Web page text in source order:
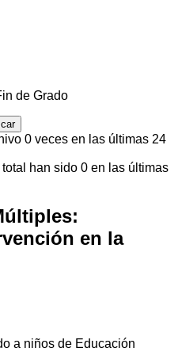
0 veces en las últimas 24
han sido 0 en las últimas
en la
a niños de Educación